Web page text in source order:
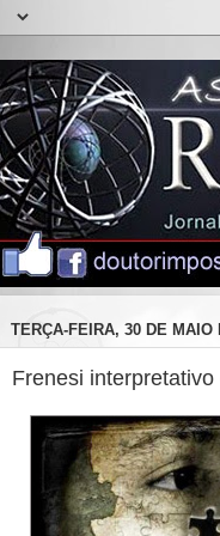
TERÇA-FEIRA, 30 DE MAIO
Frenesi